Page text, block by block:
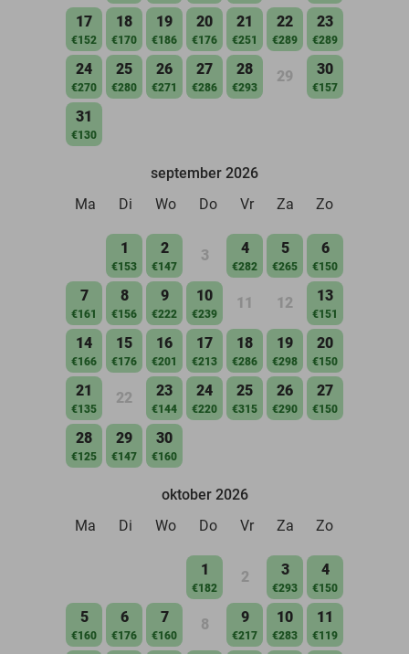
17
€152
18
€170
19
€186
20
€176
21
€251
22
€289
23
€289
24
€270
25
€280
26
€271
27
€286
28
€293
29 30
€157
31
€130
september 2026
Ma
Di Wo Do Vr Za Zo
1
€153
2
€147
3 4
€282
5
€265
6
€150
7
€161
8
€156
9
€222
10
€239
11 12 13
€151
14
€166
15
€176
16
€201
17
€213
18
€286
19
€298
20
€150
21
€135
22 23
€144
24
€220
25
€315
26
€290
27
€150
28
€125
29
€147
30
€160
oktober 2026
Ma
Di Wo Do Vr Za Zo
1
€182
2 3
€293
4
€150
5
€160
6
€176
7
€160
8 9
€217
10
€283
11
€119